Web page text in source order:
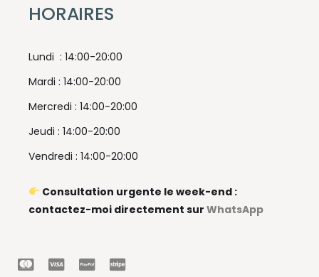
HORAIRES
Lundi : 14:00-20:00
Mardi : 14:00-20:00
Mercredi : 14:00-20:00
Jeudi : 14:00-20:00
Vendredi : 14:00-20:00
Consultation urgente le week-end :
contactez-moi directement surWhatsApp